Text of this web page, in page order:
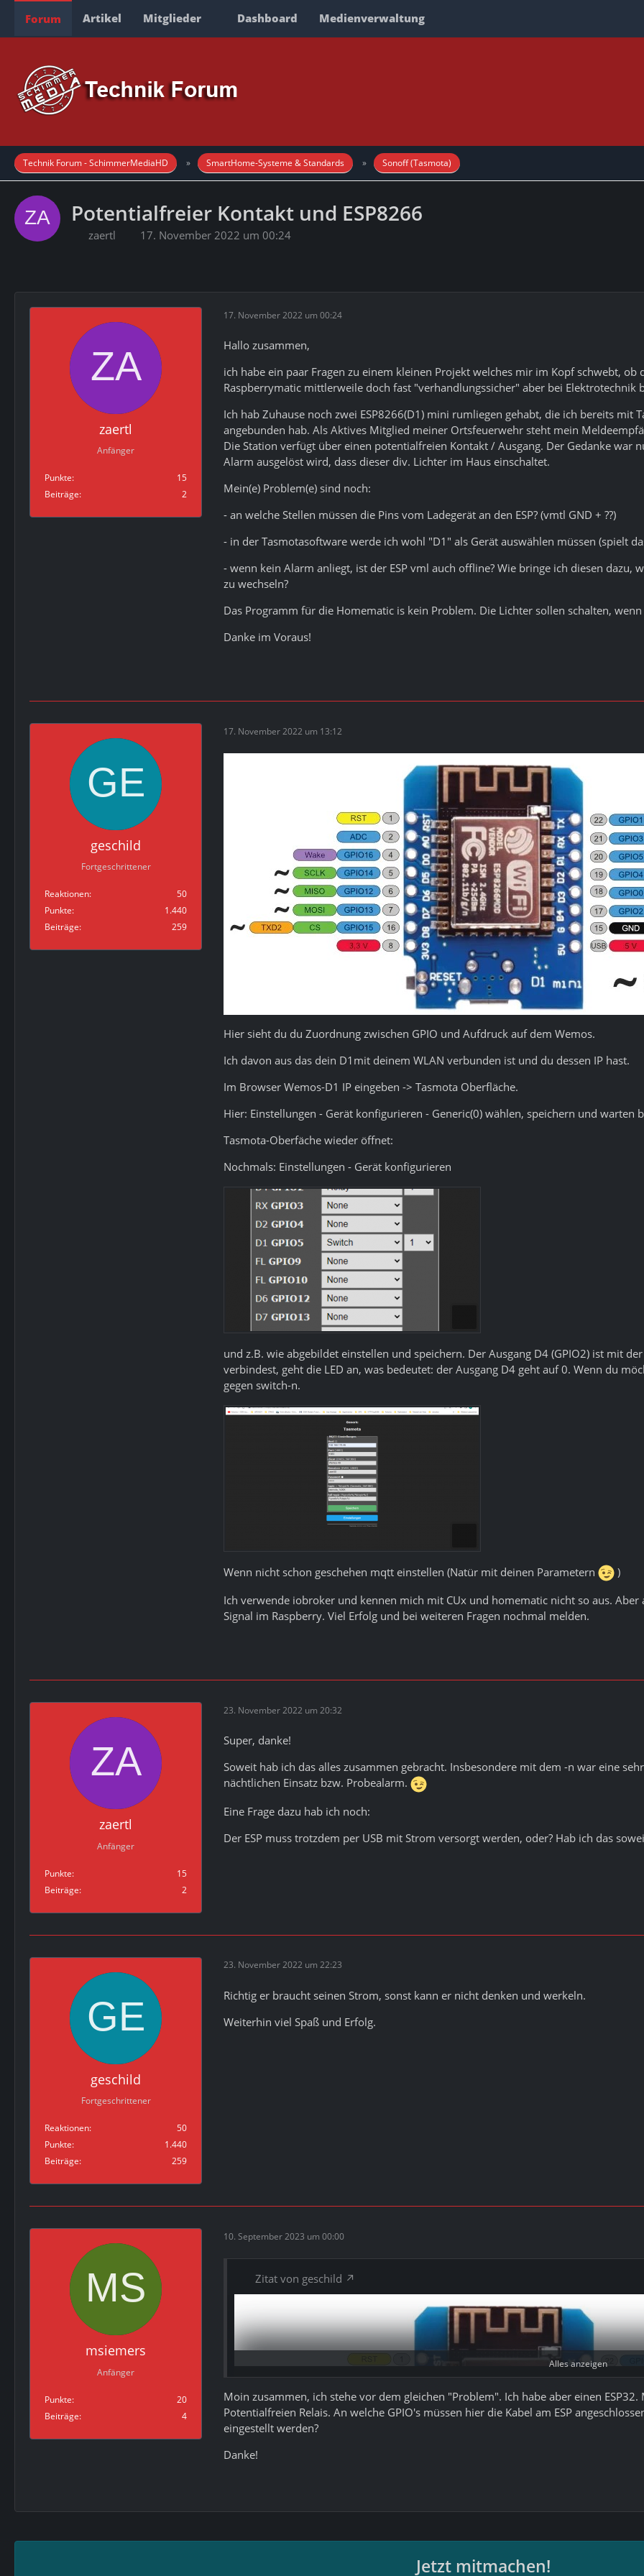
Forum Artikel Mitglieder Dashboard Medienverwaltung
Technik Forum - SchimmerMediaHD SmartHome-Systeme & Standards Sonoff (Tasmota)
Potentialfreier Kontakt und ESP8266
zaertl 17. November 2022 um 00:24
zaertl
Anfänger
Punkte
15
Beiträge
2
17. November 2022 um 00:24
Hallo zusammen,
ich habe ein paar Fragen zu einem kleinen Projekt welches mir im Kopf schwebt,
Raspberrymatic mittlerweile doch fast "verhandlungssicher" aber bei Elektrotechnik
Ich hab Zuhause noch zwei ESP8266(D1) mini rumliegen gehabt, die ich bereits mit
angebunden hab. Als Aktives Mitglied meiner Ortsfeuerwehr steht mein
Die Station verfügt über einen potentialfreien Kontakt / Ausgang. Der Gedanke war
Alarm ausgelöst wird, dass dieser div. Lichter im Haus einschaltet.
Mein(e) Problem(e) sind noch:
- an welche Stellen müssen die Pins vom Ladegerät an den ESP? (vmtl GND + ??)
- in der Tasmotasoftware werde ich wohl "D1" als Gerät auswählen müssen (spielt
- wenn kein Alarm anliegt, ist der ESP vml auch offline? Wie bringe ich diesen dazu,
zu wechseln?
Das Programm für die Homematic is kein Problem. Die Lichter sollen schalten, wenn
Danke im Voraus!
geschild
Fortgeschrittener
Reaktionen
50
Punkte
1.440
Beiträge
259
17. November 2022 um 13:12
Hier sieht du du Zuordnung zwischen GPIO und Aufdruck auf dem Wemos.
Ich davon aus das dein D1mit deinem WLAN verbunden ist und du dessen IP hast.
Im Browser Wemos-D1 IP eingeben -> Tasmota Oberfläche.
Hier: Einstellungen - Gerät konfigurieren - Generic(0) wählen, speichern und warten
Tasmota-Oberfäche wieder öffnet:
Nochmals: Einstellungen - Gerät konfigurieren
und z.B. wie abgebildet einstellen und speichern. Der Ausgang D4 (GPIO2) ist mit
verbindest, geht die LED an, was bedeutet: der Ausgang D4 geht auf 0. Wenn du
gegen switch-n.
Wenn nicht schon geschehen mqtt einstellen (Natür mit deinen Parametern
)
Ich verwende iobroker und kennen mich mit CUx und homematic nicht so aus.
Signal im Raspberry. Viel Erfolg und bei weiteren Fragen nochmal melden.
zaertl
Anfänger
Punkte
15
Beiträge
2
23. November 2022 um 20:32
Super, danke!
Soweit hab ich das alles zusammen gebracht. Insbesondere mit dem -n war eine
nächtlichen Einsatz bzw. Probealarm.
Eine Frage dazu hab ich noch:
Der ESP muss trotzdem per USB mit Strom versorgt werden, oder? Hab ich das
geschild
Fortgeschrittener
Reaktionen
50
Punkte
1.440
Beiträge
259
23. November 2022 um 22:23
Richtig er braucht seinen Strom, sonst kann er nicht denken und werkeln.
Weiterhin viel Spaß und Erfolg.
msiemers
Anfänger
Punkte
20
Beiträge
4
10. September 2023 um 00:00
Zitat von geschild
Alles anzeigen
Moin zusammen, ich stehe vor dem gleichen "Problem". Ich habe aber einen
Potentialfreien Relais. An welche GPIO's müssen hier die Kabel am ESP
eingestellt werden?
Danke!
Jetzt mitmachen!